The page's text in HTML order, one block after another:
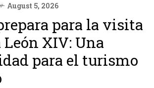
August 5, 2026
para la visita
León XIV: Una
para el turismo